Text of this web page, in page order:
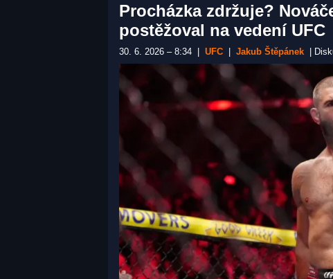
Procházka zdržuje?
postěžoval na vedení UFC
30. 6. 2026 – 8:34 UFC Jakub Štěpánek